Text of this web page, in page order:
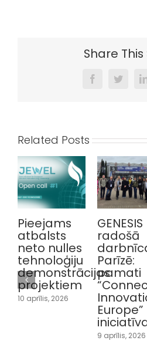
Share This
FacebookTwitter
Related Posts
GENESIS
radošā
darbnīca
Parīzē:
pamati
“Connecting
Innovation
Aizvadīts
“Kā
ražojošie
var
tirgū?
Praktiski
piemēri,